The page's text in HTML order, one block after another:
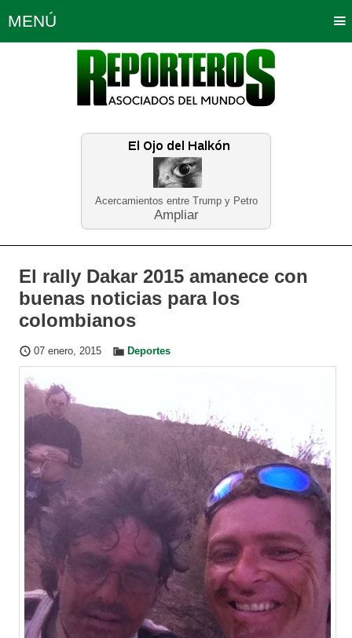
Acercamientos entre Trump y Petro
Ampliar
MENÚ
Política Opinión Bogotá
Planeta Tierra Deportes
Educación Neira
El rally Dakar 2015 amanece con
buenas noticias para los
colombianos
07 enero, 2015 Deportes